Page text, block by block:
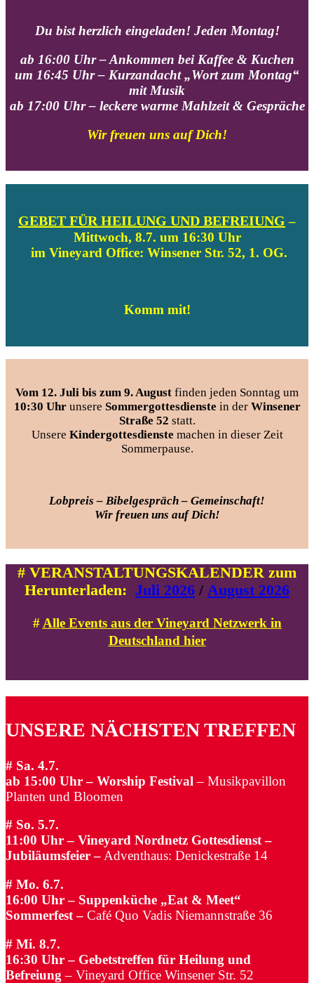
Du bist herzlich eingeladen! Jeden Montag!
ab 16:00 Uhr – Ankommen bei Kaffee & Kuchen
um 16:45 Uhr – Kurzandacht „Wort zum Montag“
mit Musik
ab 17:00 Uhr – leckere warme Mahlzeit & Gespräche
Wir freuen uns auf Dich!
GEBET FÜR HEILUNG UND BEFREIUNG –
Mittwoch, 8.7. um 16:30 Uhr
im Vineyard Office: Winsener Str. 52, 1. OG.
Komm mit!
Vom 12. Juli bis zum 9. August finden jeden Sonntag um
10:30 Uhrunsere Sommergottesdienste in der Winsener
Straße 52 statt.
Unsere Kindergottesdienste machen in dieser Zeit
Sommerpause.
Lobpreis – Bibelgespräch – Gemeinschaft!
Wir freuen uns auf Dich!
# VERANSTALTUNGSKALENDER zum
Herunterladen: Juli 2026 / August 2026
#Alle Events aus der Vineyard Netzwerk in
Deutschland hier
UNSERE NÄCHSTEN TREFFEN
# Sa. 4.7.
ab 15:00 Uhr – Worship Festival– Musikpavillon
Planten und Bloomen
# So. 5.7.
11:00 Uhr – Vineyard Nordnetz Gottesdienst –
Jubiläumsfeier –Adventhaus: Denickestraße 14
# Mo. 6.7.
16:00 Uhr – Suppenküche „Eat & Meet“
Sommerfest– Café Quo Vadis Niemannstraße 36
# Mi. 8.7.
16:30 Uhr – Gebetstreffen für Heilung und
Befreiung– Vineyard Office Winsener Str. 52